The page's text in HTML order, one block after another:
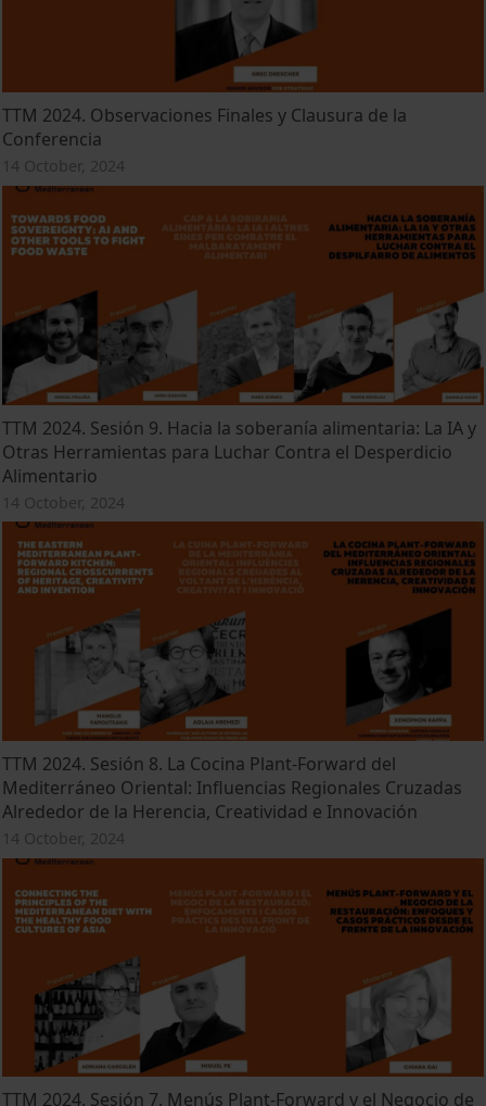
TTM 2024. Observaciones Finales y Clausura de la
Conferencia
14 October, 2024
TTM 2024. Sesión 9. Hacia la soberanía alimentaria: La IA y
Otras Herramientas para Luchar Contra el Desperdicio
Alimentario
14 October, 2024
TTM 2024. Sesión 8. La Cocina Plant-Forward del
Mediterráneo Oriental: Influencias Regionales Cruzadas
Alrededor de la Herencia, Creatividad e Innovación
14 October, 2024
TTM 2024. Sesión 7. Menús Plant-Forward y el Negocio de